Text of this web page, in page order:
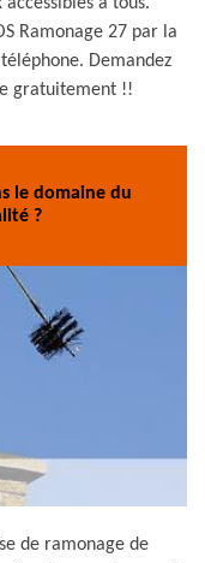
Ramonage 27 par la
Demandez
gratuitement !!
le domaine du
?
de ramonage de